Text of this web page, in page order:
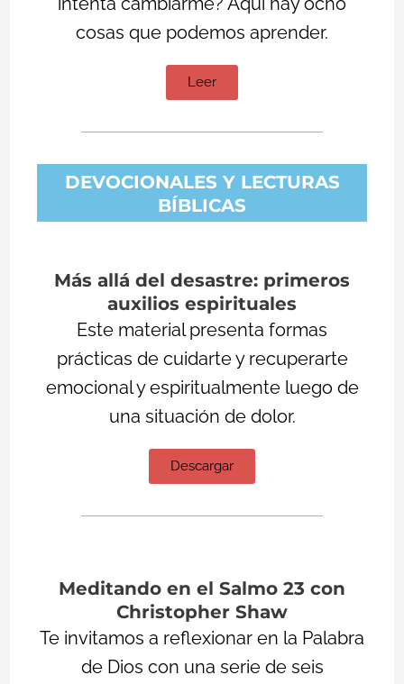
cosas que podemos aprender.
Leer
DEVOCIONALES Y LECTURAS
BÍBLICAS
Más allá del desastre: primeros
auxilios espirituales
Este material presenta formas
prácticas de cuidarte y recuperarte
emocional y espiritualmente luego de
una situación de dolor.
Descargar
Meditando en el Salmo 23 con
Christopher Shaw
Te invitamos a reflexionar en la Palabra
de Dios con una serie de seis